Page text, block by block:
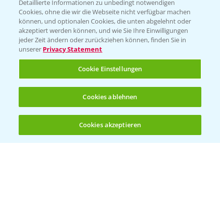
Folgen Sie uns
Allgemeine Nutzungsbedingungen
Datenschutzerklärung
Impressum
Gebrauchshinweise
© Bayer CropScience Deutschland GmbH
Detaillierte Informationen zu unbedingt notwendigen
Cookies, ohne die wir die Webseite nicht verfügbar machen
können, und optionalen Cookies, die unten abgelehnt oder
akzeptiert werden können, und wie Sie Ihre Einwilligungen
jeder Zeit ändern oder zurückziehen können, finden Sie in
unserer Privacy Statement
Cookie Einstellungen
Cookies ablehnen
Cookies akzeptieren